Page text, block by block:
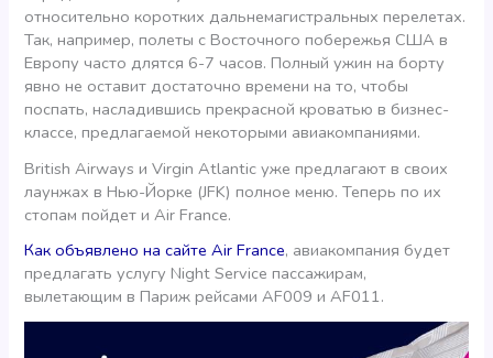
относительно коротких дальнемагистральных перелетах.
Так, например, полеты с Восточного побережья США в
Европу часто длятся 6-7 часов. Полный ужин на борту
явно не оставит достаточно времени на то, чтобы
поспать, насладившись прекрасной кроватью в бизнес-
классе, предлагаемой некоторыми авиакомпаниями.
British Airways и Virgin Atlantic уже предлагают в своих
лаунжах в Нью-Йорке (JFK) полное меню. Теперь по их
стопам пойдет и Air France.
Как объявлено на сайте Air France, авиакомпания будет
предлагать услугу Night Service пассажирам,
вылетающим в Париж рейсами AF009 и AF011.